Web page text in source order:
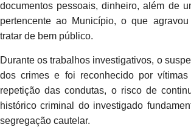
documentos pessoais, dinheiro, além de
pertencente ao Município, o que
tratar de bem público.
Durante os trabalhos investigativos, o
dos crimes e foi reconhecido por vítimas
repetição das condutas, o risco de
histórico criminal do investigado
segregação cautelar.